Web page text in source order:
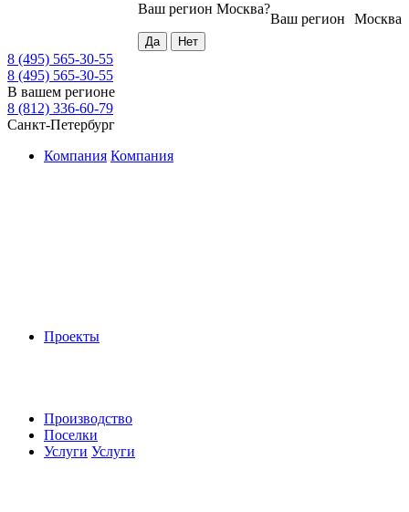
Москва
Ваш регион
Ваш регион Москва?
8 (495) 565-30-55
8 (495) 565-30-55
В вашем регионе
8 (812) 336-60-79
Санкт-Петербург
Компания Компания
Проекты
Производство
Поселки
Услуги Услуги